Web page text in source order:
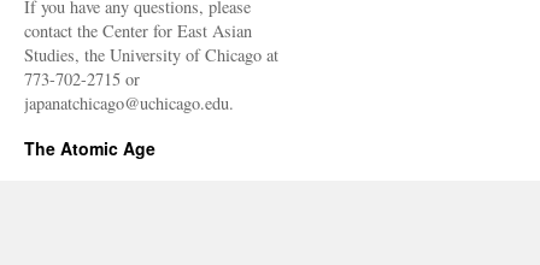
If you have any questions, please
contact the Center for East Asian
Studies, the University of Chicago at
773-702-2715 or
japanatchicago@uchicago.edu.
The Atomic Age